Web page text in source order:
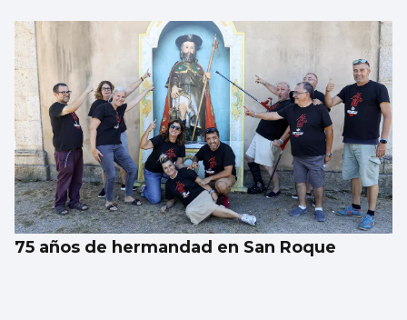
75 años de hermandad en San Roque